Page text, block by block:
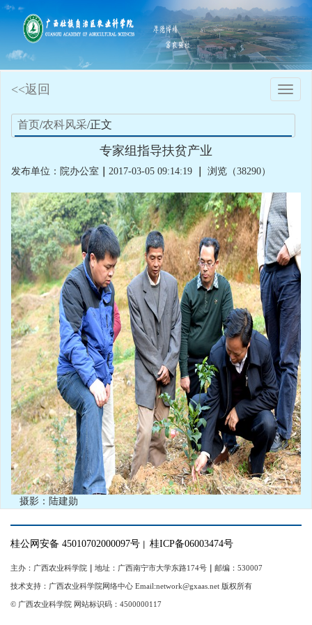
Toggle
<<返回
首页/农科风采/正文
专家组指导扶贫产业
发布单位：院办公室 2017-03-05 09:14:19 浏览（38290）
摄影：陆建勋
桂公网安备 45010702000097号 ｜ 桂ICP备06003474号
主办：广西农业科学院 ｜ 地址：广西南宁市大学东路174号 ｜ 邮编：530007
技术支持：广西农业科学院网络中心 Email:network@gxaas.net 版权所有
© 广西农业科学院 网站标识码：4500000117